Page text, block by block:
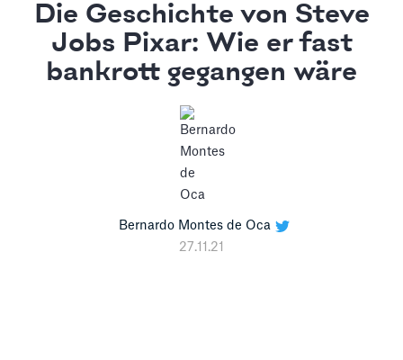
Die Geschichte von Steve
Jobs Pixar: Wie er fast
bankrott gegangen wäre
Bernardo Montes de Oca
27.11.21